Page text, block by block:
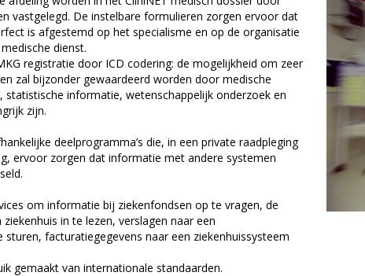
vastgelegd. De instelbare formulieren zorgen ervoor dat
is afgestemd op het specialisme en op de organisatie
dienst.
registratie door ICD codering: de mogelijkheid om zeer
zal bijzonder gewaardeerd worden door medische
statistische informatie, wetenschappelijk onderzoek en
zijn.
deelprogramma’s die, in een private raadpleging
ervoor zorgen dat informatie met andere systemen
om informatie bij ziekenfondsen op te vragen, de
in te lezen, verslagen naar een
sturen, facturatiegegevens naar een ziekenhuissysteem
gemaakt van internationale standaarden.